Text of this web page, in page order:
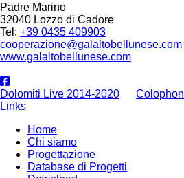
Padre Marino
32040 Lozzo di Cadore
Tel: +39 0435 409903
cooperazione@galaltobellunese.com
www.galaltobellunese.com
Dolomiti Live 2014-2020 Colophon
Links
Home
Chi siamo
Progettazione
Database di Progetti